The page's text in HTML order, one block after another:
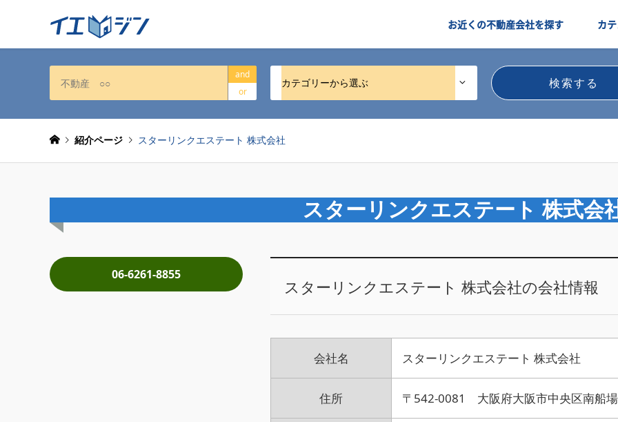
お近くの不動産会社を探す カ
and
or
カテゴリーから選ぶ
紹介ページ スターリンクエステート 株式会社
スターリンクエステート 株式会
06-6261-8855
スターリンクエステート 株式会社の会社情報
会社名 スターリンクエステート 株式会社
住所 〒542-0081 大阪府大阪市中央区南船